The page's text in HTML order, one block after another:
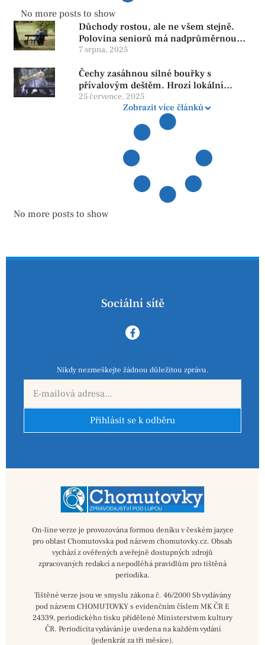
No more posts to show
Důchody rostou, ale ne všem stejně.
Polovina seniorů má nadprůměrnou
penzi, tisíce však žijí pod hranicí
reformy
7 srpna, 2025
Čechy zasáhnou silné bouřky s
přívalovým deštěm. Hrozí lokální
zatopení
25 července, 2025
Zobrazit více článků
No more posts to show
Sociální sítě
Nikdy nezmeškejte žádnou důležitou zprávu.
Přihlásit se k odběru
On-line verze je provozována formou deníku v českém jazyce
pro oblast Chomutovska pod názvem chomutovky.cz. Obsah
vychází z ověřených a veřejně dostupných zdrojů
zpracovaných redakcí a nepodléhá pravidlům pro tištěná
periodika.
Tištěné verze jsou ve smyslu zákona č. 46/2000 Sb vydávány
pod názvem CHOMUTOVKY s evidenčním číslem MK ČR E
24339, periodického tisku přidělené Ministerstvem kultury
ČR. Periodicita vydávání je uvedena na každém vydání
(jedenkrát za tři měsíce).